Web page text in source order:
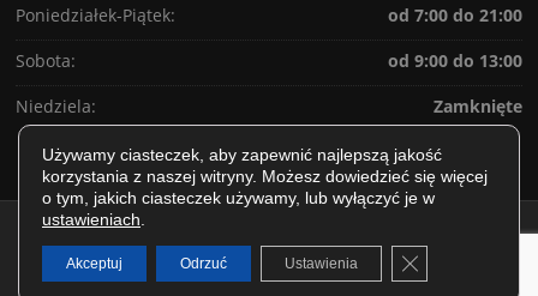
Poniedziałek-Piątek:
od 7:00 do 21:00
Sobota:
od 9:00 do 13:00
Niedziela:
Zamknięte
Screenr parallax themeautorstwa FameThemes
Używamy ciasteczek, aby zapewnić najlepszą jakość
korzystania z naszej witryny. Możesz dowiedzieć się więcej
o tym, jakich ciasteczek używamy, lub wyłączyć je w
ustawieniach
Akceptuj Odrzuć Ustawienia Zamknij panel